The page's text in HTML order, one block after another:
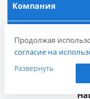
Компания
Информация
Города
Продолжая
согласие на
пользовательских
сведения о
Развернуть